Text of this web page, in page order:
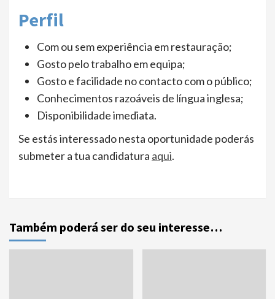
Perfil
Com ou sem experiência em restauração;
Gosto pelo trabalho em equipa;
Gosto e facilidade no contacto com o público;
Conhecimentos razoáveis de língua inglesa;
Disponibilidade imediata.
Se estás interessado nesta oportunidade poderás
submeter a tua candidatura aqui.
Também poderá ser do seu interesse…